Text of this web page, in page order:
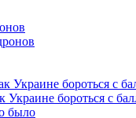
бороться с